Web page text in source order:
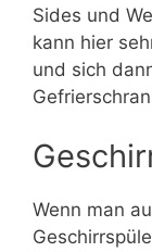
Sides und
kann hier
und sich
Wenn man